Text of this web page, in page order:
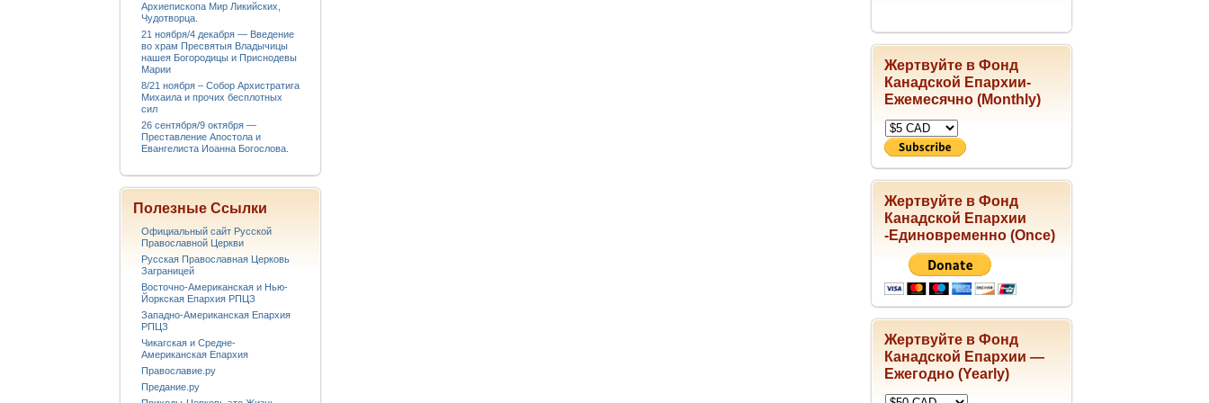
Жертвуйте в Фонд
Канадской Епархии-
Ежемесячно (Monthly)
Жертвуйте в Фонд
Канадской Епархии
-Единовременно (Once)
Жертвуйте в Фонд
Канадской Епархии —
Ежегодно (Yearly)
Архиепископа Мир Ликийских,
Чудотворца.
21 ноября/4 декабря — Введение
во храм Пресвятыя Владычицы
нашея Богородицы и Приснодевы
Марии
8/21 ноября – Собор Архистратига
Михаила и прочих бесплотных
сил
26 сентября/9 октября —
Преставление Апостола и
Евангелиста Иоанна Богослова.
Полезные Ссылки
Официальный сайт Русской
Православной Церкви
Русская Православная Церковь
Заграницей
Восточно-Американская и Нью-
Йоркская Епархия РПЦЗ
Западно-Американская Епархия
РПЦЗ
Чикагская и Средне-
Американская Епархия
Православие.ру
Предание.ру